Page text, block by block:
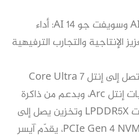
آيسر سويفت جو 16 AI وسويفت جو 14 AI: أداء
الإنتاجية والتجارب الترفيهية
مدعومان بمعالجات تصل إلى إنتل Core Ultra 7
طراز 258V مع رسوميات إنتل Arc، وبدعم من ذاكرة
تصل إلى 32 جيجابايت LPDDR5X وتخزين يصل إلى
2 تيرابايت PCIe Gen 4 NVMe SSD[1]، يقدّم آيسر